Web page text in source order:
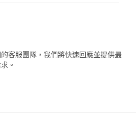
客服團隊，我們將快速回應並提供最
。